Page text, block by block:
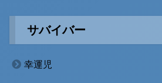
サバイバー
幸運児